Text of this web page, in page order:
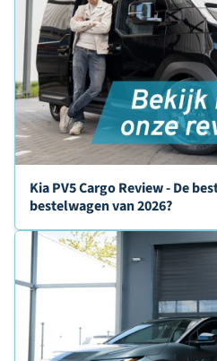
Kia PV5 Cargo Review - De
bestelwagen van 2026?